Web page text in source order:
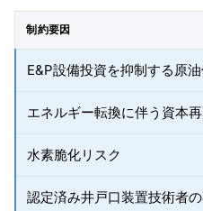
制約要因
E&P設備投資を抑制する原
エネルギー転換に伴う資本
水素脆化リスク
認定済み井戸口装置技術者